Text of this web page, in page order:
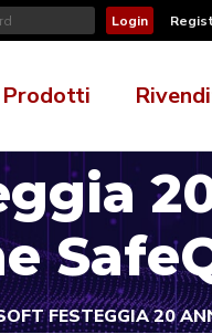
Prodotti
FESTEGGIA 20